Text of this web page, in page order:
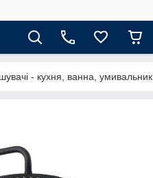
- кухня, ванна,